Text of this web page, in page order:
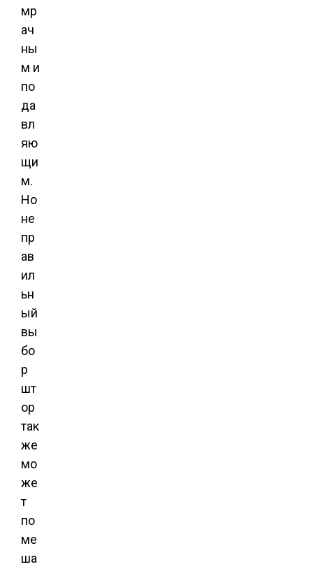
мр
ач
ны
м и
по
да
вл
яю
щи
м.
Но
не
пр
ав
ил
ьн
ый
вы
бо
р
шт
ор
так
же
мо
же
т
по
ме
ша